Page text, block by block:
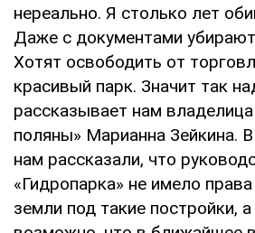
нереально. Я столько лет
Даже с документами
Хотят освободить от
красивый парк. Значит так
рассказывает нам
поляны» Марианна Зейкина.
нам рассказали, что
«Гидропарка» не имело
земли под такие постройки,